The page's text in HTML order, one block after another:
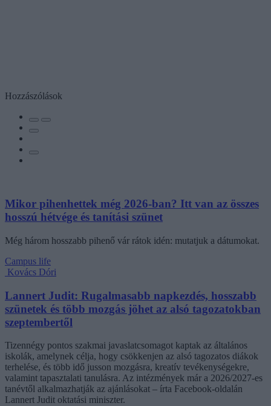
Hozzászólások
Mikor pihenhettek még 2026-ban? Itt van az összes
hosszú hétvége és tanítási szünet
Még három hosszabb pihenő vár rátok idén: mutatjuk a dátumokat.
Campus life
Kovács Dóri
Lannert Judit: Rugalmasabb napkezdés, hosszabb
szünetek és több mozgás jöhet az alsó tagozatokban
szeptembertől
Tizennégy pontos szakmai javaslatcsomagot kaptak az általános
iskolák, amelynek célja, hogy csökkenjen az alsó tagozatos diákok
terhelése, és több idő jusson mozgásra, kreatív tevékenységekre,
valamint tapasztalati tanulásra. Az intézmények már a 2026/2027-es
tanévtől alkalmazhatják az ajánlásokat – írta Facebook-oldalán
Lannert Judit oktatási miniszter.